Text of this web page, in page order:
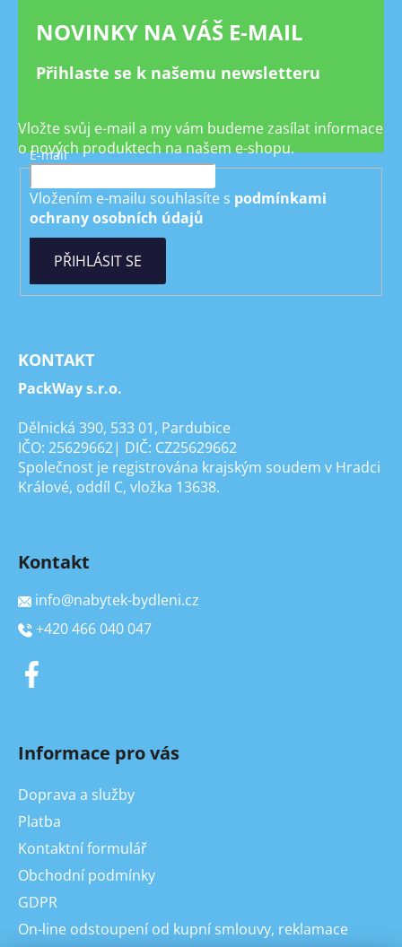
NOVINKY NA VÁŠ E-MAIL
Přihlaste se k našemu newsletteru
Vložte svůj e-mail a my vám budeme zasílat informace
o nových produktech na našem e-shopu.
E-mail
Vložením e-mailu souhlasíte s podmínkami
ochrany osobních údajů
PŘIHLÁSIT SE
KONTAKT
PackWay s.r.o.
Dělnická 390, 533 01, Pardubice
IČO: 25629662| DIČ: CZ25629662
Společnost je registrována krajským soudem v Hradci
Králové, oddíl C, vložka 13638.
Kontakt
info@nabytek-bydleni.cz
+420 466 040 047
Informace pro vás
Doprava a služby
Platba
Kontaktní formulář
Obchodní podmínky
GDPR
On-line odstoupení od kupní smlouvy, reklamace